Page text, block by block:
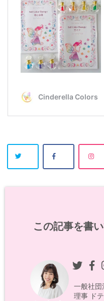
この記事を書
一般社団
理事 ド